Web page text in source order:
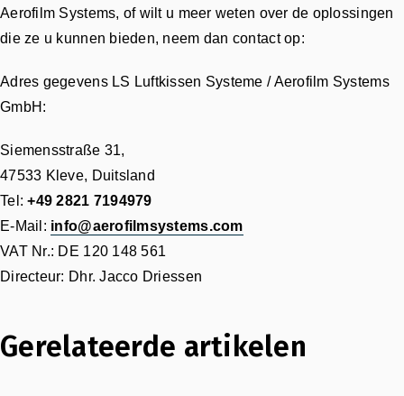
Aerofilm Systems, of wilt u meer weten over de oplossingen
die ze u kunnen bieden, neem dan contact op:
Adres gegevens LS Luftkissen Systeme / Aerofilm Systems
GmbH:
Siemensstraße 31,
47533 Kleve, Duitsland
Tel:+49 2821 7194979
E-Mail: info@aerofilmsystems.com
VAT Nr.: DE 120 148 561
Directeur: Dhr. Jacco Driessen
Gerelateerde artikelen